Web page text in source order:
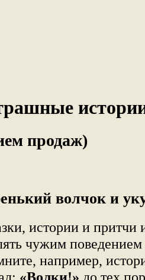
продаж)
волчок и
истории и притчи
чужим
например,
«Волки!» до тех